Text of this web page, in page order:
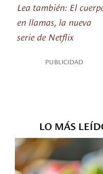
Lea también: El
en llamas, la nueva
serie de Netflix
PUBLICIDAD
LO MÁS